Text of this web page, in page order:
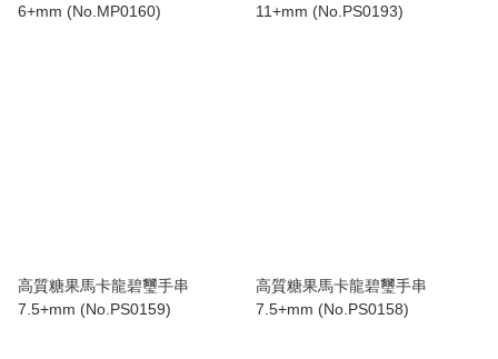
6+mm (No.MP0160)
11+mm (No.PS0193)
高質糖果馬卡龍碧璽手串
7.5+mm (No.PS0159)
高質糖果馬卡龍碧璽手串
7.5+mm (No.PS0158)